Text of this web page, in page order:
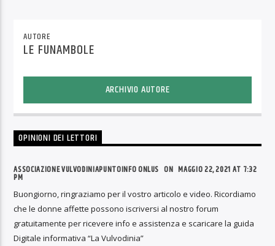
AUTORE
LE FUNAMBOLE
ARCHIVIO AUTORE
OPINIONI DEI LETTORI
ASSOCIAZIONE VULVODINIAPUNTOINFO ONLUS ONMAGGIO 22, 2021 AT 7:32
PM
Buongiorno, ringraziamo per il vostro articolo e video. Ricordiamo
che le donne affette possono iscriversi al nostro forum
gratuitamente per ricevere info e assistenza e scaricare la guida
Digitale informativa “La Vulvodinia”